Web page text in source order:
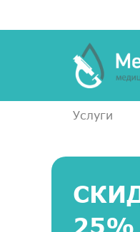
Услуги
25%